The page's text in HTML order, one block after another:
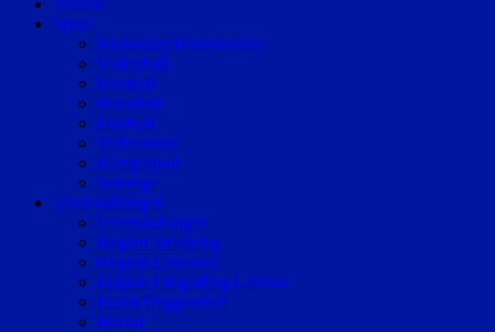
Vereine
Sport
Eishockey/Inlinehockey
Volleyball
Fussball
Handball
Football
Trabrennen
Kampfsport
Sonstige
Veranstaltungen
Veranstaltungen
Region Straubing
Region Landshut
Region Dingolfing-Landau
Raum Deggendorf
Bluval